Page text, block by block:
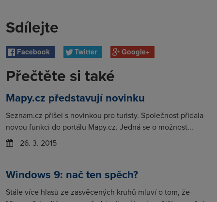
Sdílejte
Facebook Twitter Google+
Přečtěte si také
Mapy.cz představují novinku
Seznam.cz přišel s novinkou pro turisty. Společnost přidala
novou funkci do portálu Mapy.cz. Jedná se o možnost...
26. 3. 2015
Windows 9: nač ten spěch?
Stále více hlasů ze zasvěcených kruhů mluví o tom, že